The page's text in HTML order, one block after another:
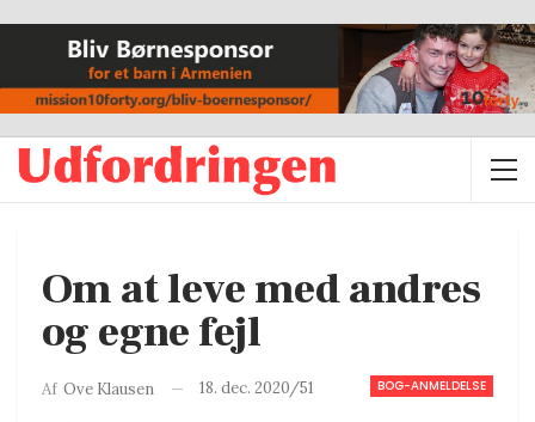
Om at leve med andres
og egne fejl
BOG-ANMELDELSE
Af Ove Klausen 18. dec. 2020/51